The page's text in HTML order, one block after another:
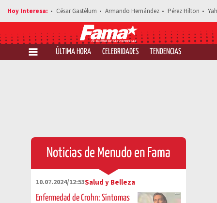
César Gastélum Armando Hernández Pérez Hilton
ÚLTIMA HORA CELEBRIDADES TENDENCIAS
Noticias de Menudo en Fama
10.07.2024/12:53Salud y Belleza
Enfermedad de Crohn: Síntomas